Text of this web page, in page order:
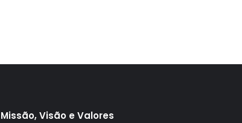
Missão, Visão e Valores